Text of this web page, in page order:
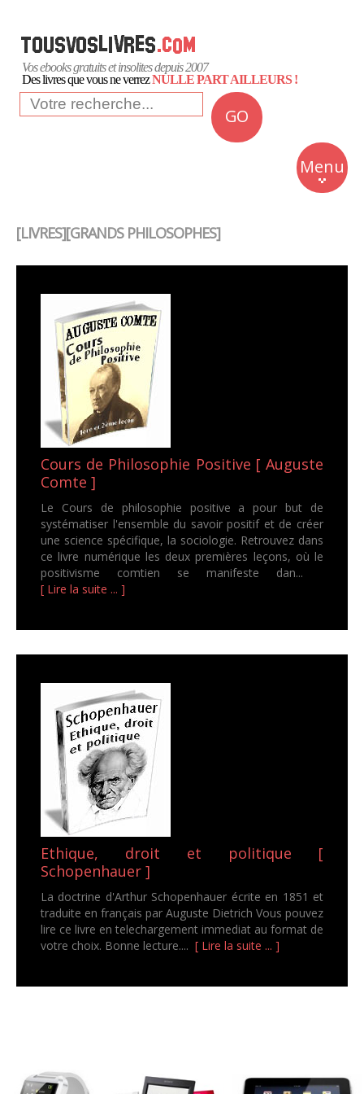
Vos ebooks gratuits et insolites depuis 2007
Des livres que vous ne verrezNULLE PART AILLEURS !
GO
Menu
Insolite
Business
[LIVRES][GRANDS PHILOSOPHES]
Cours de Philosophie Positive [ Auguste
Comte ]
Le Cours de philosophie positive a pour but de
systématiser l'ensemble du savoir positif et de créer
une science spécifique, la sociologie. Retrouvez dans
ce livre numérique les deux premières leçons, où le
positivisme comtien se manifeste dan...
[ Lire la suite ... ]
Ethique, droit et politique [
Schopenhauer ]
La doctrine d'Arthur Schopenhauer écrite en 1851 et
traduite en français par Auguste Dietrich Vous pouvez
lire ce livre en telechargement immediat au format de
votre choix. Bonne lecture.... [ Lire la suite ... ]